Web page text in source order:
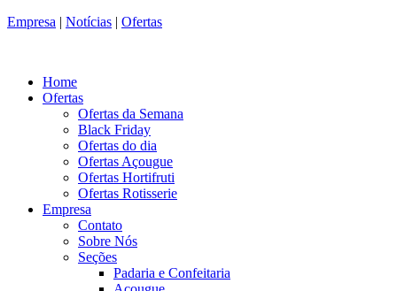
Empresa | Notícias | Ofertas
Home
Ofertas
Ofertas da Semana
Black Friday
Ofertas do dia
Ofertas Açougue
Ofertas Hortifruti
Ofertas Rotisserie
Empresa
Contato
Sobre Nós
Seções
Padaria e Confeitaria